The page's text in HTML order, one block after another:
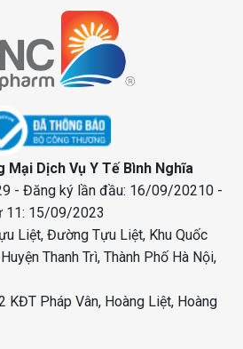
Mại Dịch Vụ Y Tế Bình Nghĩa
- Đăng ký lần đầu: 16/09/20210 -
11: 15/09/2023
Liệt, Đường Tựu Liệt, Khu Quốc
Thanh Trì, Thành Phố Hà Nội,
KĐT Pháp Vân, Hoàng Liệt, Hoàng